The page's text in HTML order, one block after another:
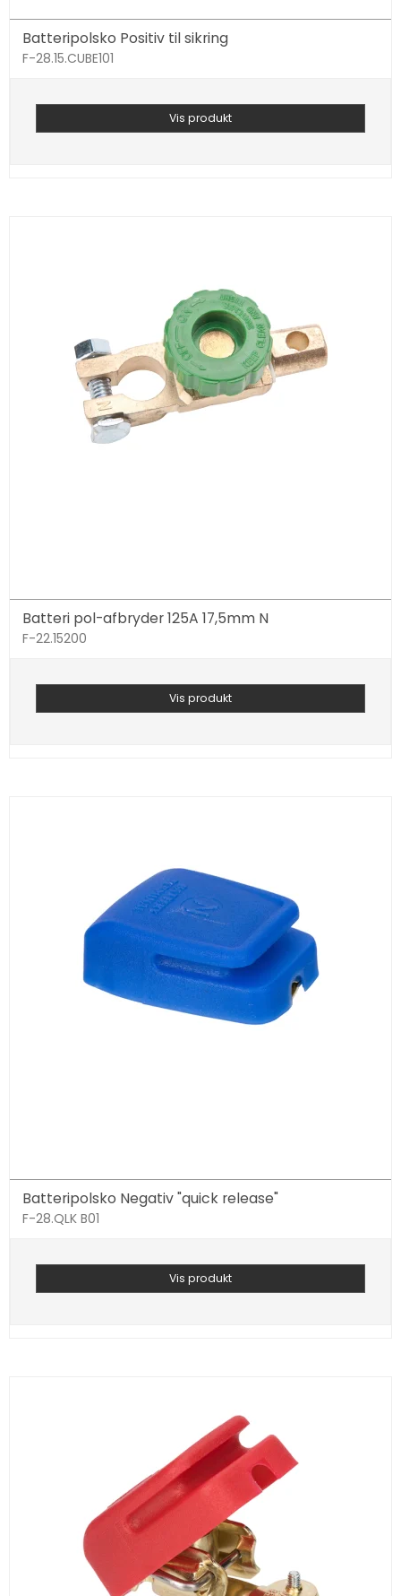
Batteripolsko Positiv til sikring
F-28.15.CUBE101
Vis produkt
Batteri pol-afbryder 125A 17,5mm N
F-22.15200
Vis produkt
Batteripolsko Negativ "quick release"
F-28.QLK B01
Vis produkt